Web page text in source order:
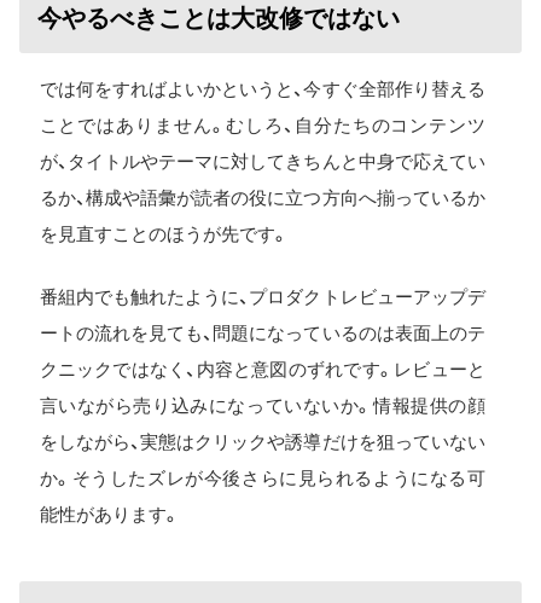
今やるべきことは大改修ではない
では何をすればよいかというと、今すぐ全部作り替える
ことではありません。むしろ、自分たちのコンテンツ
が、タイトルやテーマに対してきちんと中身で応えてい
るか、構成や語彙が読者の役に立つ方向へ揃っているか
を見直すことのほうが先です。
番組内でも触れたように、プロダクトレビューアップデ
ートの流れを見ても、問題になっているのは表面上のテ
クニックではなく、内容と意図のずれです。レビューと
言いながら売り込みになっていないか。情報提供の顔
をしながら、実態はクリックや誘導だけを狙っていない
か。そうしたズレが今後さらに見られるようになる可
能性があります。